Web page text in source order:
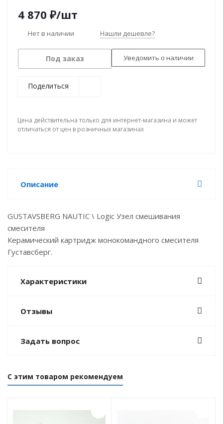
4 870 ₽/шт
Нет в наличии Нашли дешевле?
Под заказ Уведомить о наличии
Поделиться
Цена действительна только для интернет-магазина и может
отличаться от цен в розничных магазинах
Описание
GUSTAVSBERG NAUTIC \ Logic Узел смешивания
смесителя
Керамический картридж монокомандного смесителя
Густавсберг.
Характеристики
Отзывы
Задать вопрос
С этим товаром рекомендуем